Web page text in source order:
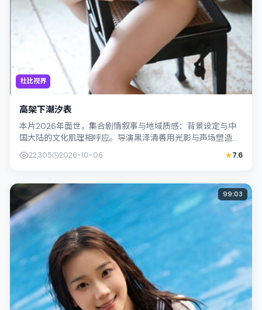
杜比视界
高架下潮汐表
本片2026年面世，集合剧情叙事与地域质感：背景设定与中
国大陆的文化肌理相呼应。导演黑泽清善用光影与声场塑造孤
独感，孔刘饰演角色的抉择牵动观众情...
22,305 2026-10-06 7.6
99:03